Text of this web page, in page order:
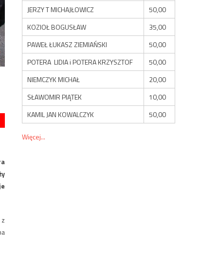
JERZY T MICHAJŁOWICZ
50,00
KOZIOŁ BOGUSŁAW
35,00
PAWEŁ ŁUKASZ ZIEMIAŃSKI
50,00
POTERA LIDIA i POTERA KRZYSZTOF
50,00
NIEMCZYK MICHAŁ
20,00
SŁAWOMIR PIĄTEK
10,00
KAMIL JAN KOWALCZYK
50,00
Więcej...